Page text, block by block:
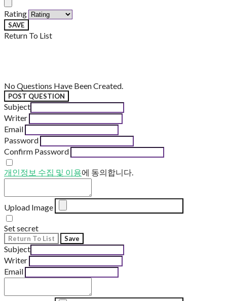
Rating
SAVE
Return To List
No Questions Have Been Created.
POST QUESTION
Subject
Writer
Email
Password
Confirm Password
개인정보 수집 및 이용에 동의합니다.
Upload Image
Set secret
Return To List Save
Subject
Writer
Email